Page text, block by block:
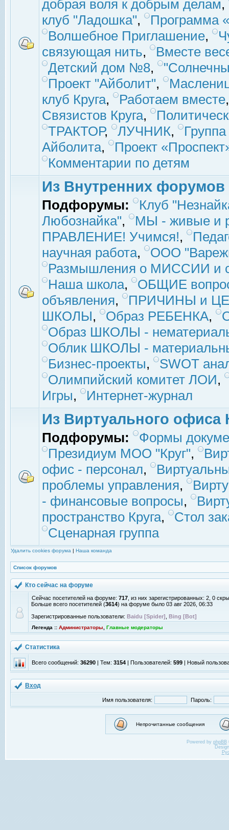
добрая воля к добрым делам,
клуб "Ладошка",
Программа
Волшебное Приглашение,
связующая нить,
Вместе
Детский дом №8,
Проект "Айболит",
клуб Круга, Работаем вместе
Связистов Круга,
ТРАКТОР, ЛУЧНИК,
Айболита,
Проект
Комментарии по детям
Из Внутренних форумов
Подфорумы:
Клуб
Любознайка",
МЫ - живые и
ПРАВЛЕНИЕ! Учимся!,
научная работа,
ООО
Размышления о МИССИИ и
Наша школа,
ОБЩИЕ
объявления,
ПРИЧИНЫ и
ШКОЛЫ, Образ РЕБЕНКА,
Образ ШКОЛЫ -
Облик ШКОЛЫ -
Бизнес-проекты,
SWOT
Олимпийский комитет ЛОИ,
Игры, Интернет-журнал
Из Виртуального офиса
Подфорумы:
Формы
Президиум МОО "Круг",
офис - персонал,
проблемы управления,
- финансовые вопросы,
пространство Круга,
Стол
Сценарная группа
Удалить cookies форума | Наша команда
Список форумов
Кто сейчас на форуме
Сейчас посетителей на форуме: 717 , из них зарегистрированных: 2, 0
Больше всего посетителей (3614) на форуме было 03 авг 2026, 06:33
Зарегистрированные пользователи: Baidu [Spider] Bing [Bot]
Легенда :: Администраторы Главные модераторы
Статистика
Всего сообщений: 36290 | Тем: 3154 | Пользователей: 599 | Новый
Вход
Имя пользователя: Пароль:
Непрочитанные сообщения
Powered by phpBB